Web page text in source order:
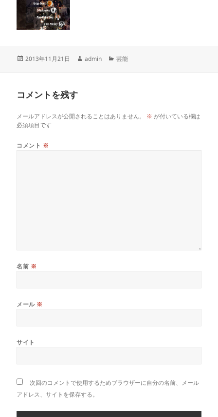
投
2013年11月21日
作
admin
カ
芸能
コメントを残す
メールアドレスが公開されることはありません。 ※ が付いている欄は
必須項目です
コメント ※
名前 ※
メール ※
サイト
次回のコメントで使用するためブラウザーに自分の名前、メール
アドレス、サイトを保存する。